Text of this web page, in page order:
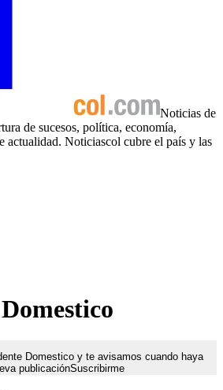
Noticias de
de sucesos, política, economía,
actualidad. Noticiascol cubre el país y las
Domestico y te avisamos cuando haya
publicaciónSuscribirme